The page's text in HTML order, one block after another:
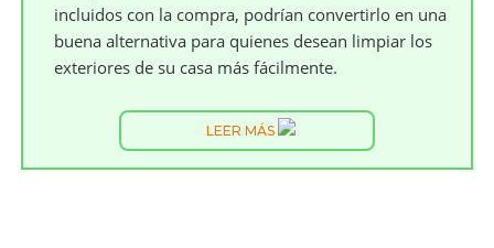
incluidos con la compra, podrían convertirlo en una
buena alternativa para quienes desean limpiar los
exteriores de su casa más fácilmente.
LEER MÁS